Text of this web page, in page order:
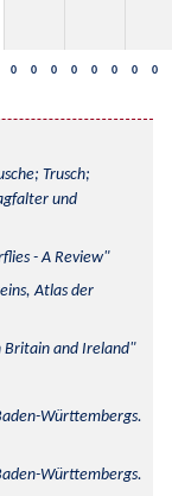
0 0 0 0 0 0 0 0
Trusch;
und
- A Review
Atlas der
Britain and Ireland
Württembergs.
Württembergs.